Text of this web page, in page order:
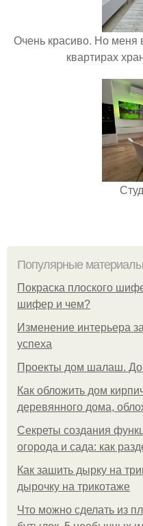
Очень красиво. Но меня
квартирах
Популярные материалы
Покраска плоского
шифер и чем?
Изменение интерьера
успеха
Проекты дом шалаш.
Как обложить дом
деревянного дома,
Секреты создания
огорода и сада: как
Как зашить дырку на
дырочку на трикотаже
Что можно сделать из